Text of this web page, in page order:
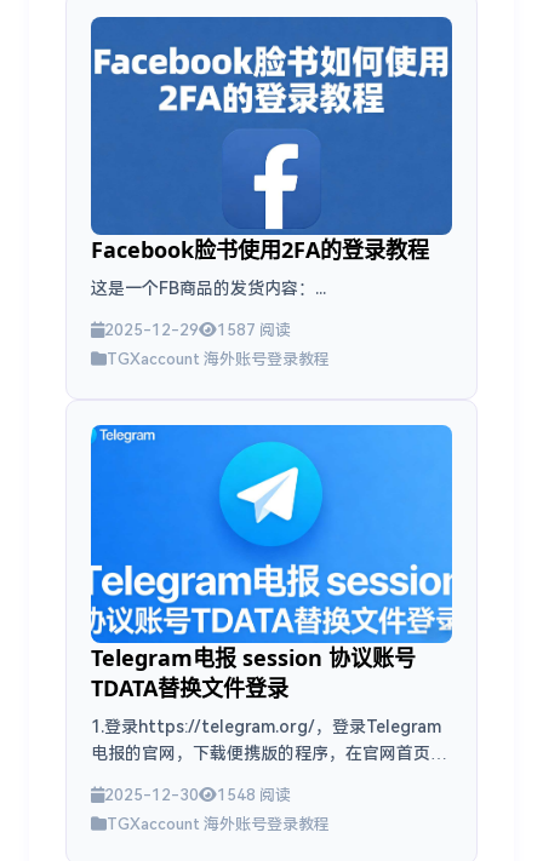
Facebook脸书使用2FA的登录教程
这是一个FB商品的发货内容：...
2025-12-29
1587 阅读
TGXaccount 海外账号登录教程
Telegram电报 session 协议账号
TDATA替换文件登录
1.登录https://telegram.org/，登录Telegram
电报的官网，下载便携版的程序，在官网首页选
2025-12-30
1548 阅读
TGXaccount 海外账号登录教程